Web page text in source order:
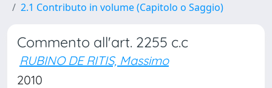
2.1 Contributo in volume (Capitolo o Saggio)
Commento all'art. 2255 c.c
RUBINO DE RITIS, Massimo
2010